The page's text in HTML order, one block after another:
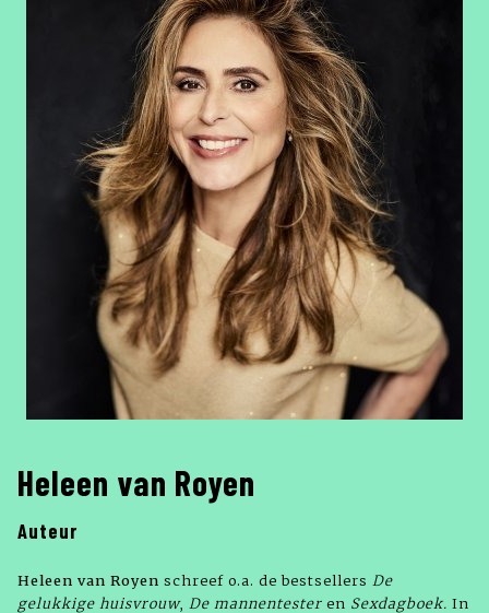
Heleen van Royen
Auteur
Heleen van Royen schreef o.a. de bestsellers De
gelukkige huisvrouw, De mannentester en Sexdagboek. In